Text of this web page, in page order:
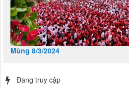
Mùng 8/3/2024
Đang truy cập